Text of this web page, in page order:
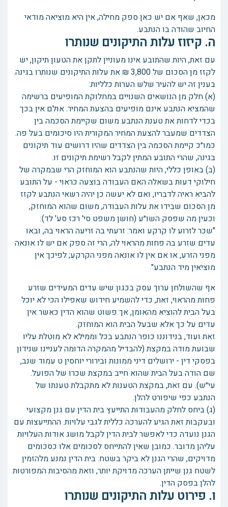
מכאן, שאף אם יש כאן ספק מחילה, אין היא מוציאה מודאי
החיוב שהודה בו הנתבע.
ה. קיזוז עלות התיקונים שנותרו
עם זאת, היות שהתובע אינו מעוניין לתקן את הטעון תיקון, יש
לקזז מן הסכום של 3,800 ₪ את עלות התיקונים שנותרו בגינה.
בענין זה יש להעיר שלש הערות כלליות:
(א) חלק מן הנושאים השנויים במחלוקת המופיעים ברשימה
שהמציא הנתבע אינם מופיעים בהצעת המחיר. אולם אין בכך
בכדי לדחות את טענת הנתבע משום שקיימת הסכמה בין
הצדדים שמעבר להצעת המחיר המקורית היו סיכומים בעל פה.
כמו״כ קיימת הסכמה בין הצדדים שהיו דרושים עוד תיקונים
בגינה, שהרי התובע המתין לקבל רשימת תיקונים זו.
(ב) באופן כללי, היות שהנתבע הוא המוחזק הרי שבמקרה של
חילוקי דעות בשאלה האם העבודה בוצעה כראוי - על התובע
להביא ראיה לדבריו, ואם לא יעשה כן יהיה רשאי הנתבע לקזז
מן הסכום שבידו את עלות העבודה, משום שהוא המוחזק,
וכעין מה שפסק השו״ע (חושן משפט סי' רכז סע' לד):
"שכר לזרוע לו קרקע ואמר: זרעתי בה זריעה הראוי בה, ובאו
עדים שזרע בה פחות מהראוי לה, הרי זה ספק אם יש לו אונאה
מפני הזרע, או אם אין לו אונאה מפני הקרקע; לפיכך אין
מוציאין מיד הנתבע".
אף שהשולחן ערוך עסק בכגון שיש עדים המעידים שזרע
פחות מהראוי, זאת, כדי להשמיע חידוש שאפילו הכי לא יוכל
בעל הבית להוציא מהאומן, אך פשוט שהוא הדין כאשר אין
עדים על כך אלא שבעל הבית הוא המוחזק.
זאת ועוד, בנידוננו כופר הנתבע בכל וממילא לא מוטלת עליו
שבועת מודה במקצת (להבדיל מהמקרה הדומה לעניינו שנידון
בפסקי דין - ירושלים דיני ממונות ובירורי יוחסין ט עמוד שנב,
שם הודה בעל הבית שהוא חייב במקצת שכרו של הפועל.
עי״ש). עם זאת, במקצת הטענות לא מתקבלת טענתו של
הנתבע כפי שיפורט להלן.
(ג) ביחס לחלק מהעבודות התייעץ בית הדין עם גנן מקצועי
ובעקבות זאת הגיע להערכה כללית לגבי עלויות. ההתייעצות עם
הגנן נועדה כדי לאפשר לבית הדין לקבל מושג אודות העלויות
עליהן מדובר. כמובן שאין להתייחס לסכומים אלו כסכומים
מדויקים, שהרי הגנן לא ביקר בשטח. בית הדין נמנע מלהזמין
לשטח גנן שייתן הערכה מדויקת יותר, וזאת מהסיבות המפורטות
להלן בפסק הדין.
ו. פירוט עלות התיקונים שנותרו